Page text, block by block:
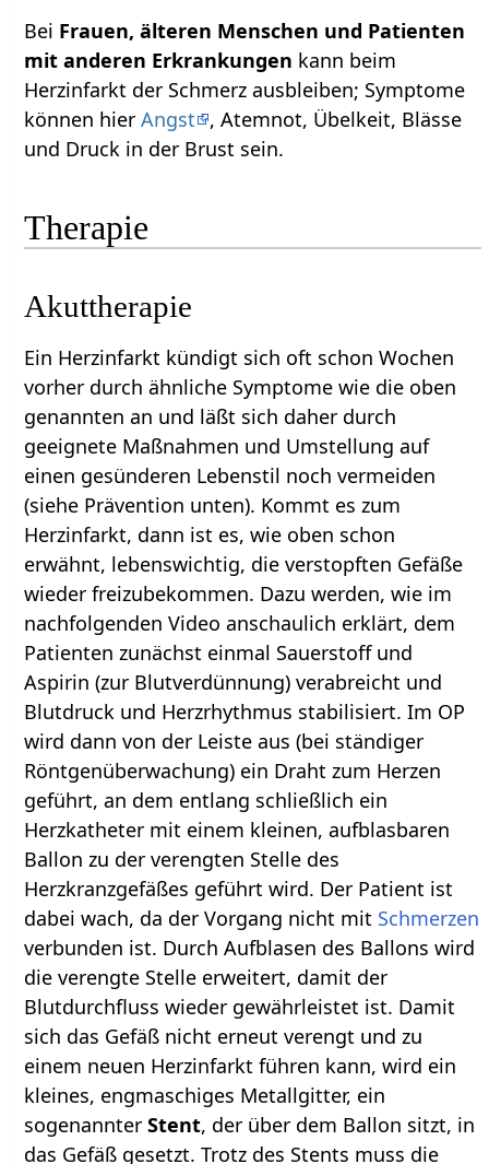
Bei Frauen, älteren Menschen und Patienten
mit anderen Erkrankungen kann beim
Herzinfarkt der Schmerz ausbleiben; Symptome
können hierAngst
, Atemnot, Übelkeit, Blässe
und Druck in der Brust sein.
Therapie
Akuttherapie
Ein Herzinfarkt kündigt sich oft schon Wochen
vorher durch ähnliche Symptome wie die oben
genannten an und läßt sich daher durch
geeignete Maßnahmen und Umstellung auf
einen gesünderen Lebenstil noch vermeiden
(siehe Prävention unten). Kommt es zum
Herzinfarkt, dann ist es, wie oben schon
erwähnt, lebenswichtig, die verstopften Gefäße
wieder freizubekommen. Dazu werden, wie im
nachfolgenden Video anschaulich erklärt, dem
Patienten zunächst einmal Sauerstoff und
Aspirin (zur Blutverdünnung) verabreicht und
Blutdruck und Herzrhythmus stabilisiert. Im OP
wird dann von der Leiste aus (bei ständiger
Röntgenüberwachung) ein Draht zum Herzen
geführt, an dem entlang schließlich ein
Herzkatheter mit einem kleinen, aufblasbaren
Ballon zu der verengten Stelle des
Herzkranzgefäßes geführt wird. Der Patient ist
dabei wach, da der Vorgang nicht mit Schmerzen
verbunden ist. Durch Aufblasen des Ballons wird
die verengte Stelle erweitert, damit der
Blutdurchfluss wieder gewährleistet ist. Damit
sich das Gefäß nicht erneut verengt und zu
einem neuen Herzinfarkt führen kann, wird ein
kleines, engmaschiges Metallgitter, ein
sogenannterStent, der über dem Ballon sitzt, in
das Gefäß gesetzt. Trotz des Stents muss die